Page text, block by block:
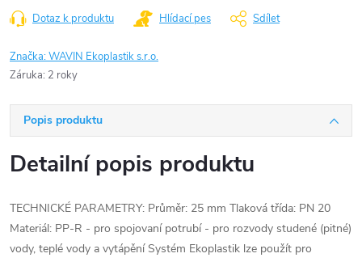
Dotaz k produktu Hlídací pes Sdílet
Značka:WAVIN Ekoplastik s.r.o.
Záruka: 2 roky
Popis produktu
Detailní popis produktu
TECHNICKÉ PARAMETRY: Průměr: 25 mm Tlaková třída: PN 20
Materiál: PP-R - pro spojovaní potrubí - pro rozvody studené (pitné)
vody, teplé vody a vytápění Systém Ekoplastik lze použít pro